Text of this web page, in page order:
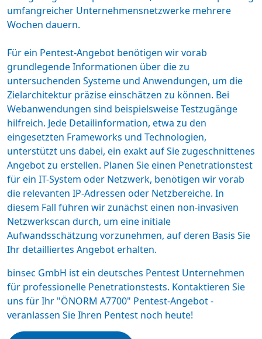
umfangreicher Unternehmensnetzwerke mehrere
Wochen dauern.
Für ein Pentest-Angebot benötigen wir vorab
grundlegende Informationen über die zu
untersuchenden Systeme und Anwendungen, um die
Zielarchitektur präzise einschätzen zu können. Bei
Webanwendungen sind beispielsweise Testzugänge
hilfreich. Jede Detailinformation, etwa zu den
eingesetzten Frameworks und Technologien,
unterstützt uns dabei, ein exakt auf Sie zugeschnittenes
Angebot zu erstellen. Planen Sie einen Penetrationstest
für ein IT-System oder Netzwerk, benötigen wir vorab
die relevanten IP-Adressen oder Netzbereiche. In
diesem Fall führen wir zunächst einen non-invasiven
Netzwerkscan durch, um eine initiale
Aufwandsschätzung vorzunehmen, auf deren Basis Sie
Ihr detailliertes Angebot erhalten.
binsec GmbH ist ein deutsches Pentest Unternehmen
für professionelle Penetrationstests. Kontaktieren Sie
uns für Ihr "ÖNORM A7700" Pentest-Angebot -
veranlassen Sie Ihren Pentest noch heute!